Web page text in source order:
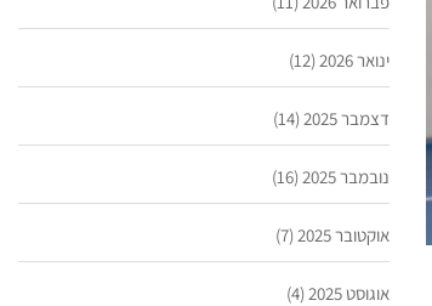
ינואר 2026 (12)
דצמבר 2025 (14)
נובמבר 2025 (16)
אוקטובר 2025 (7)
אוגוסט 2025 (4)